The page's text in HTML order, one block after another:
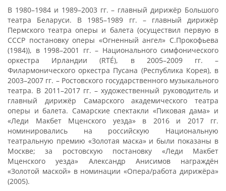
В 1980–1984 и 1989–2003 гг. – главный дирижёр Большого
театра Беларуси. В 1985–1989 гг. – главный дирижёр
Пермского театра оперы и балета (осуществил первую в
СССР постановку оперы «Огненный ангел» С.Прокофьева
(1984)), в 1998–2001 гг. – Национального симфонического
оркестра Ирландии (RTÉ), в 2005–2009 гг. –
Филармонического оркестра Пусана (Республика Корея), в
2003–2007 гг. – Ростовского государственного музыкального
театра. В 2011–2017 гг. – художественный руководитель и
главный дирижёр Самарского академического театра
оперы и балета. Самарские спектакли «Пиковая дама» и
«Леди Макбет Мценского уезда» в 2016 и 2017 гг.
номинировались на российскую Национальную
театральную премию «Золотая маска» и были показаны в
Москве; за ростовскую постановку «Леди Макбет
Мценского уезда» Александр Анисимов награждён
«Золотой маской» в номинации «Опера/работа дирижёра»
(2005).